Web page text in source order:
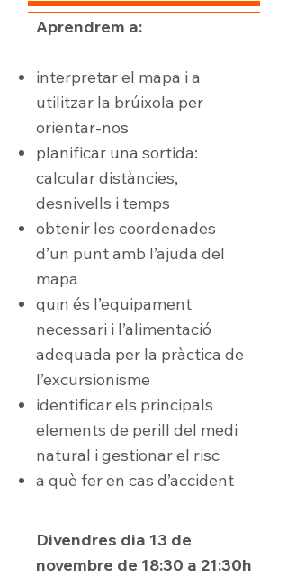
Aprendrem a:
interpretar el mapa i a
utilitzar la brúixola per
orientar-nos
planificar una sortida:
calcular distàncies,
desnivells i temps
obtenir les coordenades
d’un punt amb l’ajuda del
mapa
quin és l’equipament
necessari i l’alimentació
adequada per la pràctica de
l’excursionisme
identificar els principals
elements de perill del medi
natural i gestionar el risc
a què fer en cas d’accident
Divendres dia 13 de
novembre de 18:30 a 21:30h